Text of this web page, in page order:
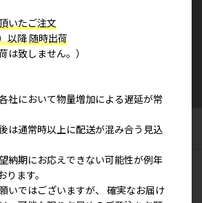
シャノア バッグＭ
いたご注文
以降 随時出荷
は致しません。）
社において物量増加による遅延が常
は通常時以上に配送が混み合う見込
納期にお応えできない可能性が例年
ます。
いではございますが、 確実なお届け